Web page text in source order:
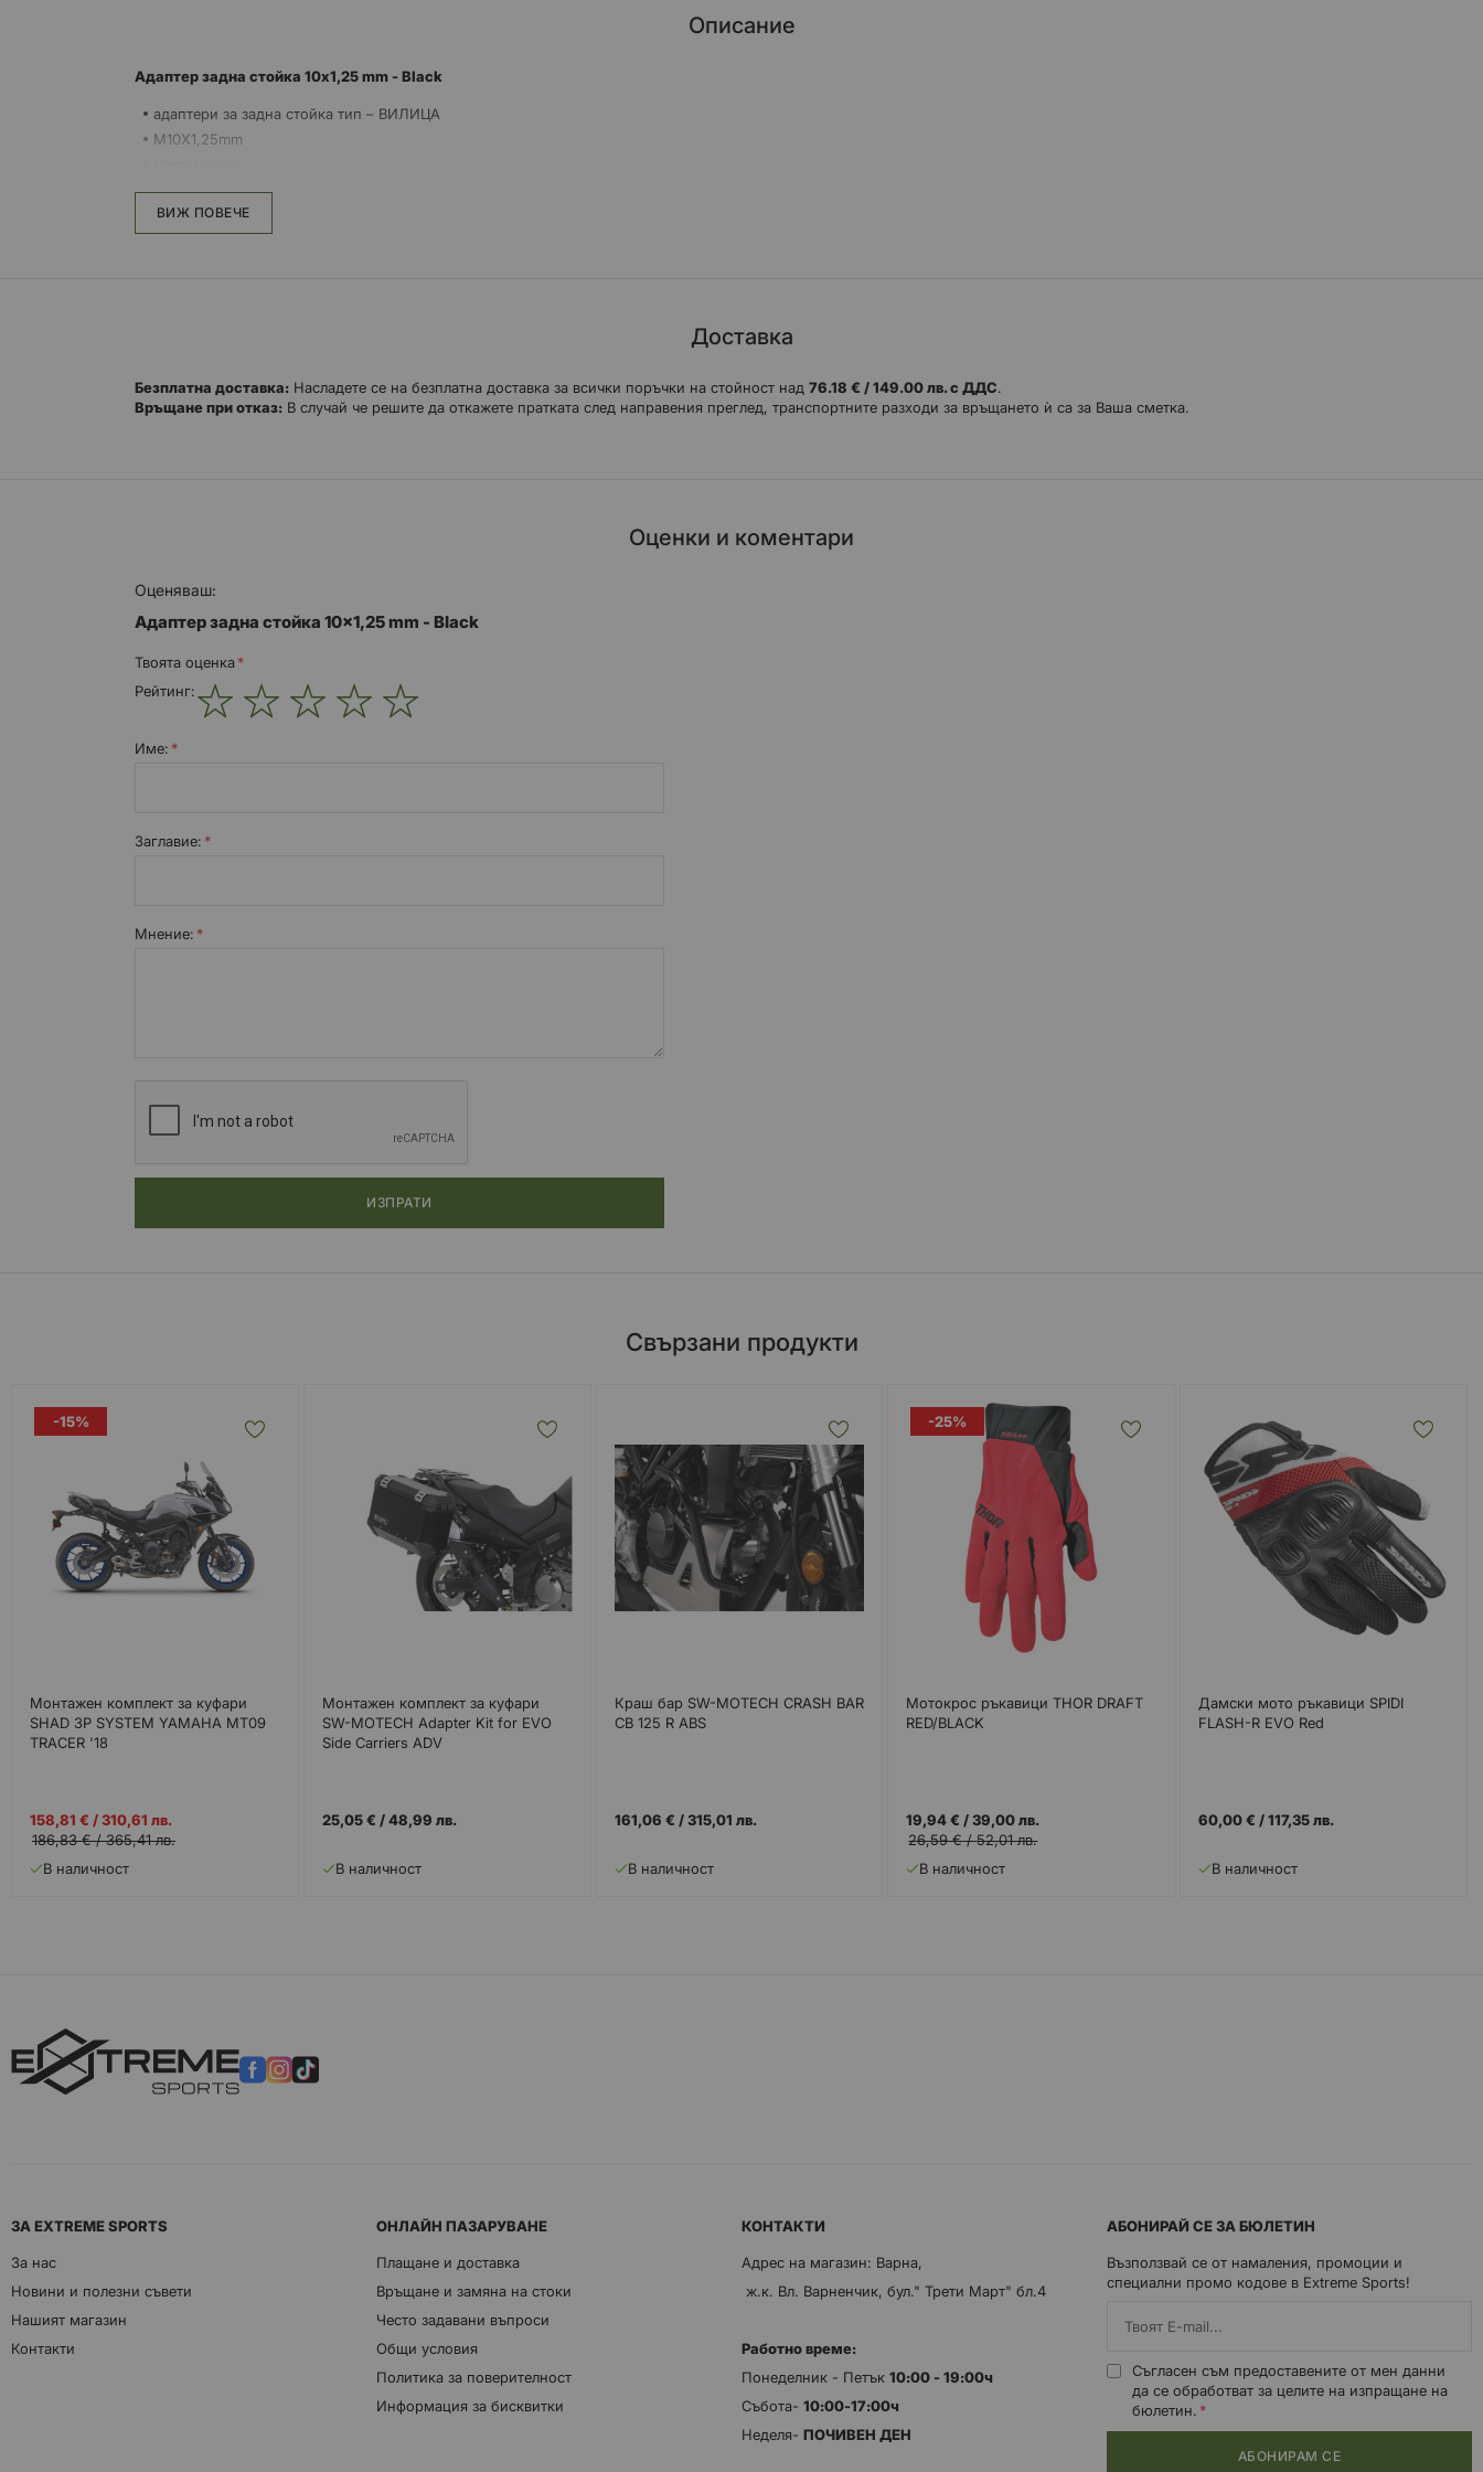
Описание
Адаптер задна стойка 10x1,25 mm - Black
адаптери за задна стойка тип – ВИЛИЦА
M10X1,25mm
ВИЖ ПОВЕЧЕ
Доставка
Безплатна доставка: Насладете се на безплатна доставка за всички поръчки на стойност над 76.18 € / 149.00 лв. с ДДС.
Връщане при отказ: В случай че решите да откажете пратката след направения преглед, транспортните разходи за връщането ѝ са за Ваша сметка.
Оценки и коментари
Оценяваш:
Адаптер задна стойка 10x1,25 mm - Black
Твоята оценка
Рейтинг:
Име:
Заглавиe:
Мнение:
ИЗПРАТИ
Свързани продукти
-15%
Монтажен комплект за куфари
SHAD 3P SYSTEM YAMAHA MT09
TRACER '18
Промо
цена
158,81 € /310,61 лв.
186,83 €/365,41 лв.
В наличност
Монтажен комплект за куфари
SW-MOTECH Adapter Kit for EVO
Side Carriers ADV
25,05 € /48,99 лв.
В наличност
Краш бар SW-MOTECH CRASH BAR
CB 125 R ABS
161,06 € /315,01 лв.
В наличност
-25%
Мотокрос ръкавици THOR DRAFT
RED/BLACK
19,94 € /39,00 лв.
26,59 €/52,01 лв.
В наличност
Дамски мото ръкавици SPIDI
FLASH-R EVO Red
60,00 € /117,35 лв.
В наличност
ЗА EXTREME SPORTS
За нас
Новини и полезни съвети
Нашият магазин
Контакти
ОНЛАЙН ПАЗАРУВАНЕ
Плащане и доставка
Връщане и замяна на стоки
Често задавани въпроси
Общи условия
Политика за поверителност
Информация за бисквитки
КОНТАКТИ
Адрес на магазин: Варна,
ж.к. Вл. Варненчик, бул." Трети Март" бл.4
Работно време:
Понеделник - Петък 10:00 - 19:00ч
Събота- 10:00-17:00ч
Неделя- ПОЧИВЕН ДЕН
АБОНИРАЙ СЕ ЗА БЮЛЕТИН
Възползвай се от намаления, промоции и
специални промо кодове в Extreme Sports!
Съгласен съм предоставените от мен данни
да се обработват за целите на изпращане на
бюлетин.
АБОНИРАМ СЕ